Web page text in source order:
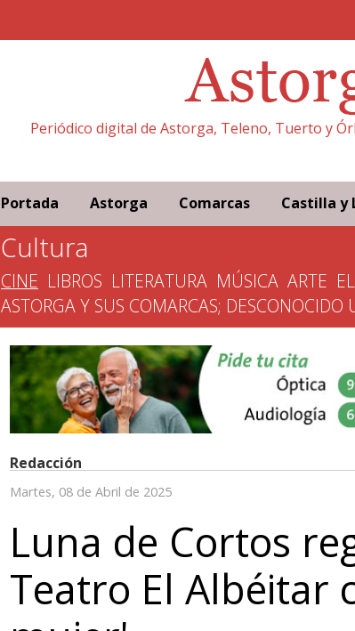
Periódico digital de Astorga, Teleno, Tuerto y
Portada Astorga Comarcas Castilla y
Cultura
CINE LIBROS LITERATURA MÚSICA ARTE
ASTORGA Y SUS COMARCAS; DESCONOCIDO
Redacción
Martes, 08 de Abril de 2025
Luna de Cortos
Teatro El Albéitar